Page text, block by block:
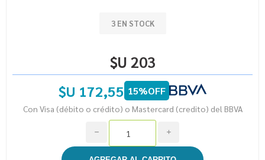
3 EN STOCK
$U 203
$U 172,55 15%OFF
Con Visa (débito o crédito) o Mastercard (credito) del BBVA
i
h